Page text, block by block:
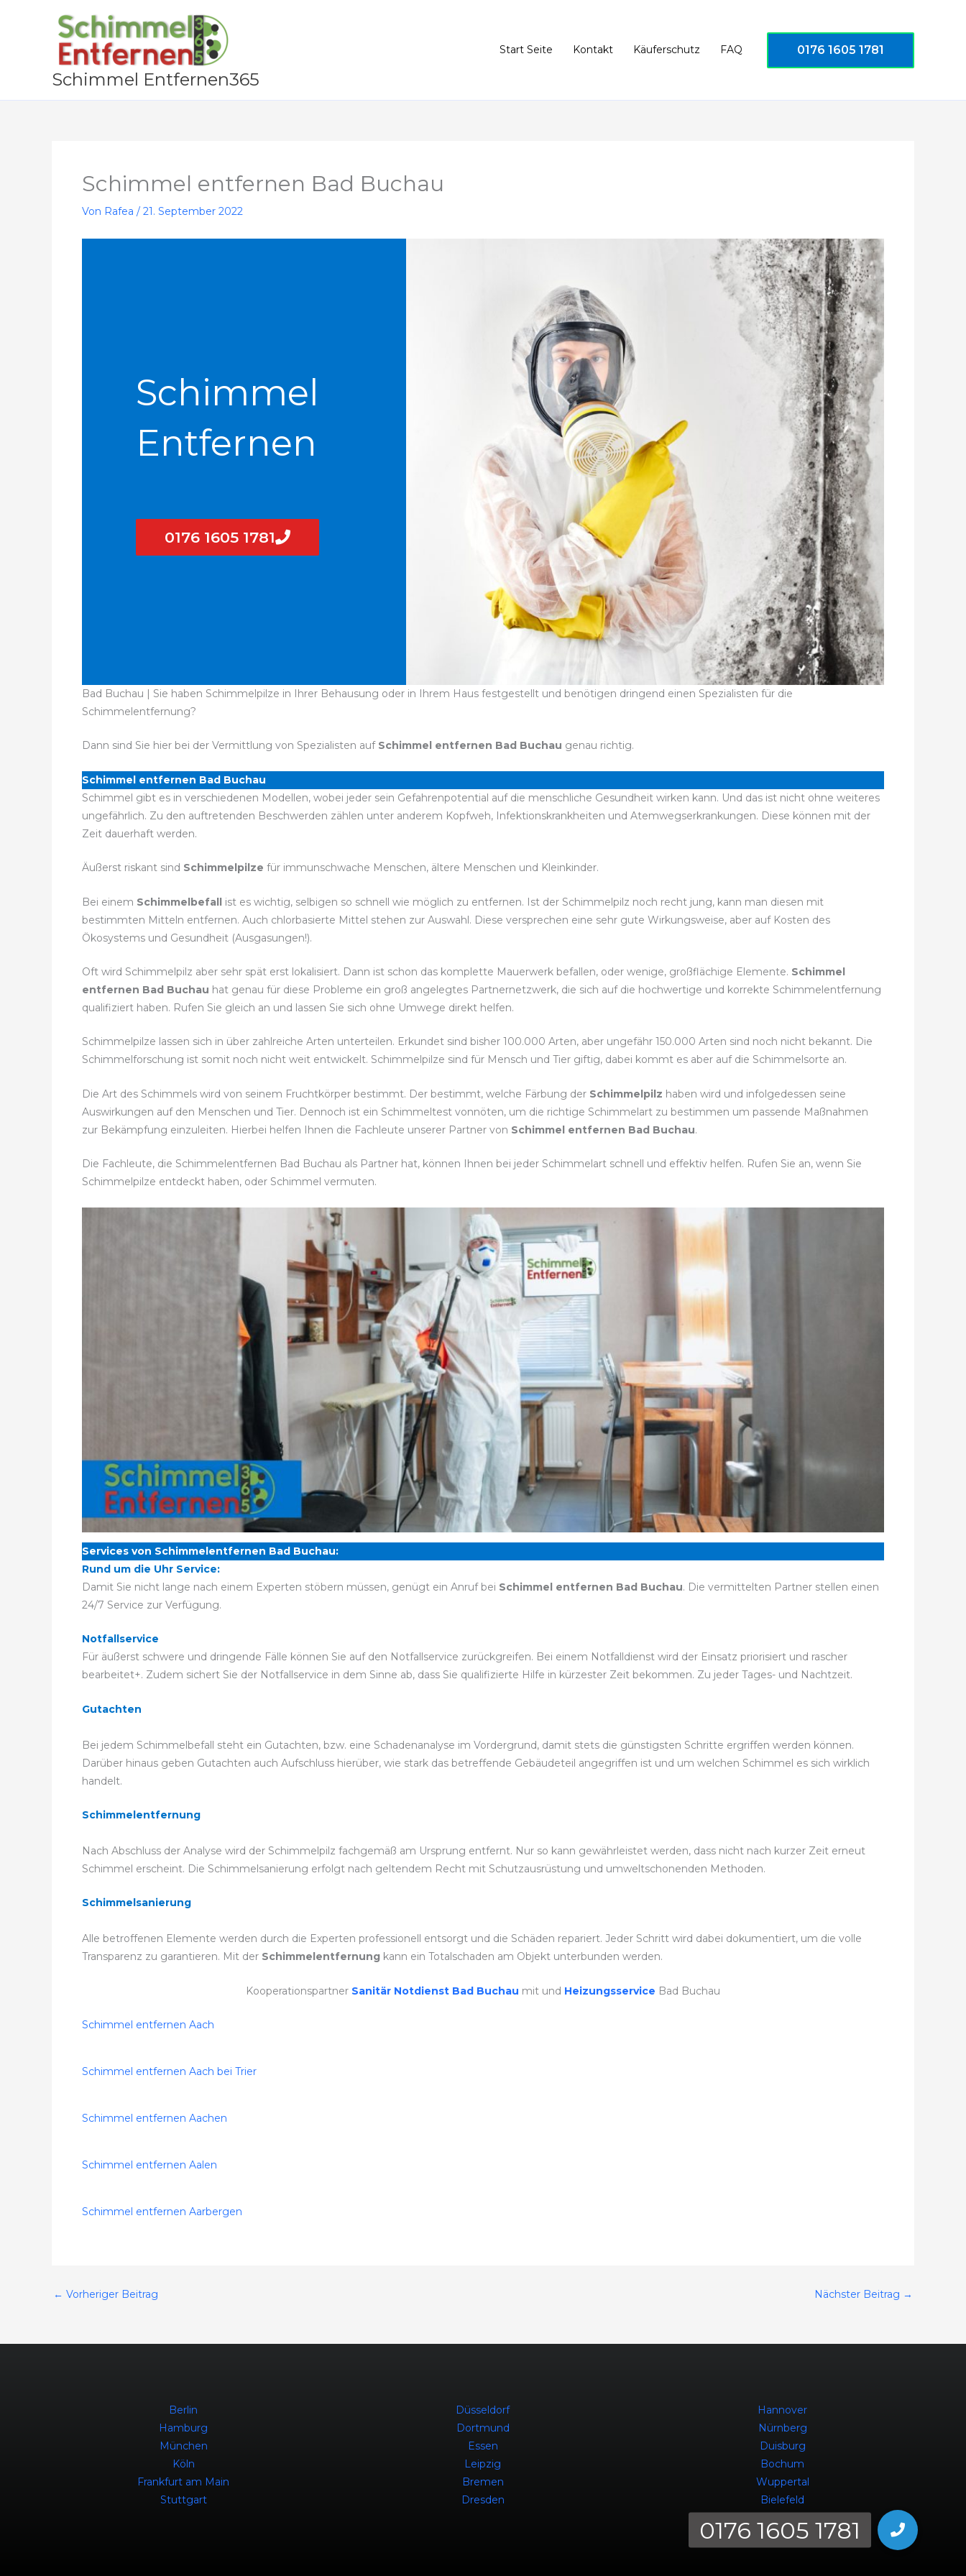
Schimmel Entfernen365
Start Seite Kontakt Käuferschutz FAQ 0176 1605 1781
Schimmel entfernen Bad Buchau
Von Rafea / 21. September 2022
Schimmel
Entfernen
0176 1605 1781
Bad Buchau | Sie haben Schimmelpilze in Ihrer Behausung oder in Ihrem Haus festgestellt und benötigen dringend einen Spezialisten für die
Schimmelentfernung?
Dann sind Sie hier bei der Vermittlung von Spezialisten auf Schimmel entfernen Bad Buchau genau richtig.
Schimmel entfernen Bad Buchau
Schimmel gibt es in verschiedenen Modellen, wobei jeder sein Gefahrenpotential auf die menschliche Gesundheit wirken kann. Und das ist nicht ohne weiteres
ungefährlich. Zu den auftretenden Beschwerden zählen unter anderem Kopfweh, Infektionskrankheiten und Atemwegserkrankungen. Diese können mit der
Zeit dauerhaft werden.
Äußerst riskant sind Schimmelpilze für immunschwache Menschen, ältere Menschen und Kleinkinder.
Bei einem Schimmelbefall ist es wichtig, selbigen so schnell wie möglich zu entfernen. Ist der Schimmelpilz noch recht jung, kann man diesen mit
bestimmten Mitteln entfernen. Auch chlorbasierte Mittel stehen zur Auswahl. Diese versprechen eine sehr gute Wirkungsweise, aber auf Kosten des
Ökosystems und Gesundheit (Ausgasungen!).
Oft wird Schimmelpilz aber sehr spät erst lokalisiert. Dann ist schon das komplette Mauerwerk befallen, oder wenige, großflächige Elemente. Schimmel
entfernen Bad Buchau hat genau für diese Probleme ein groß angelegtes Partnernetzwerk, die sich auf die hochwertige und korrekte Schimmelentfernung
qualifiziert haben. Rufen Sie gleich an und lassen Sie sich ohne Umwege direkt helfen.
Schimmelpilze lassen sich in über zahlreiche Arten unterteilen. Erkundet sind bisher 100.000 Arten, aber ungefähr 150.000 Arten sind noch nicht bekannt. Die
Schimmelforschung ist somit noch nicht weit entwickelt. Schimmelpilze sind für Mensch und Tier giftig, dabei kommt es aber auf die Schimmelsorte an.
Die Art des Schimmels wird von seinem Fruchtkörper bestimmt. Der bestimmt, welche Färbung der Schimmelpilz haben wird und infolgedessen seine
Auswirkungen auf den Menschen und Tier. Dennoch ist ein Schimmeltest vonnöten, um die richtige Schimmelart zu bestimmen um passende Maßnahmen
zur Bekämpfung einzuleiten. Hierbei helfen Ihnen die Fachleute unserer Partner von Schimmel entfernen Bad Buchau.
Die Fachleute, die Schimmelentfernen Bad Buchau als Partner hat, können Ihnen bei jeder Schimmelart schnell und effektiv helfen. Rufen Sie an, wenn Sie
Schimmelpilze entdeckt haben, oder Schimmel vermuten.
Services von Schimmelentfernen Bad Buchau:
Rund um die Uhr Service:
Damit Sie nicht lange nach einem Experten stöbern müssen, genügt ein Anruf bei Schimmel entfernen Bad Buchau. Die vermittelten Partner stellen einen
24/7 Service zur Verfügung.
Notfallservice
Für äußerst schwere und dringende Fälle können Sie auf den Notfallservice zurückgreifen. Bei einem Notfalldienst wird der Einsatz priorisiert und rascher
bearbeitet+. Zudem sichert Sie der Notfallservice in dem Sinne ab, dass Sie qualifizierte Hilfe in kürzester Zeit bekommen. Zu jeder Tages- und Nachtzeit.
Gutachten
Bei jedem Schimmelbefall steht ein Gutachten, bzw. eine Schadenanalyse im Vordergrund, damit stets die günstigsten Schritte ergriffen werden können.
Darüber hinaus geben Gutachten auch Aufschluss hierüber, wie stark das betreffende Gebäudeteil angegriffen ist und um welchen Schimmel es sich wirklich
handelt.
Schimmelentfernung
Nach Abschluss der Analyse wird der Schimmelpilz fachgemäß am Ursprung entfernt. Nur so kann gewährleistet werden, dass nicht nach kurzer Zeit erneut
Schimmel erscheint. Die Schimmelsanierung erfolgt nach geltendem Recht mit Schutzausrüstung und umweltschonenden Methoden.
Schimmelsanierung
Alle betroffenen Elemente werden durch die Experten professionell entsorgt und die Schäden repariert. Jeder Schritt wird dabei dokumentiert, um die volle
Transparenz zu garantieren. Mit der Schimmelentfernung kann ein Totalschaden am Objekt unterbunden werden.
Kooperationspartner Sanitär Notdienst Bad Buchau mit und Heizungsservice Bad Buchau
Schimmel entfernen Aach
Schimmel entfernen Aach bei Trier
Schimmel entfernen Aachen
Schimmel entfernen Aalen
Schimmel entfernen Aarbergen
← Vorheriger Beitrag Nächster Beitrag →
Berlin
Hamburg
München
Köln
Frankfurt am Main
Stuttgart
Düsseldorf
Dortmund
Essen
Leipzig
Bremen
Dresden
Hannover
Nürnberg
Duisburg
Bochum
Wuppertal
Bielefeld